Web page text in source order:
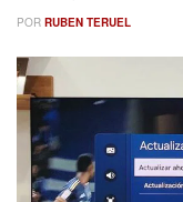
POR RUBEN TERUEL